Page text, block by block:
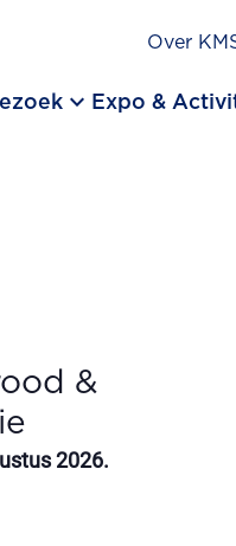
Over
keyboard_arrow_down Expo &
&
2026.